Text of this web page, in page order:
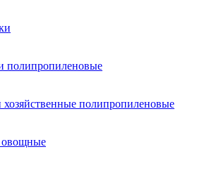
полипропиленовые
полипропиленовые
овощные